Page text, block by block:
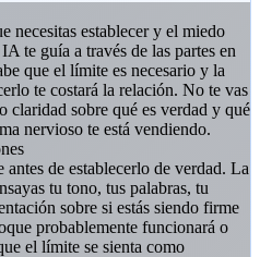
necesitas establecer y el miedo
te guía a través de las partes en
que el límite es necesario y la
te costará la relación. No te vas
claridad sobre qué es verdad y qué
nervioso te está vendiendo.
de establecerlo de verdad. La
tu tono, tus palabras, tu
sobre si estás siendo firme
probablemente funcionará o
el límite se sienta como